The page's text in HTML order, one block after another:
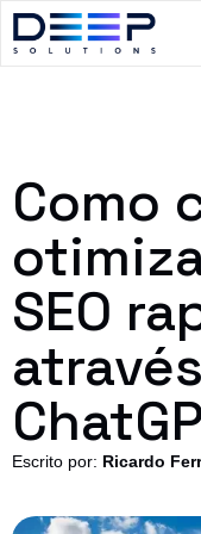
Como
SEO
Escrito por: Ricardo